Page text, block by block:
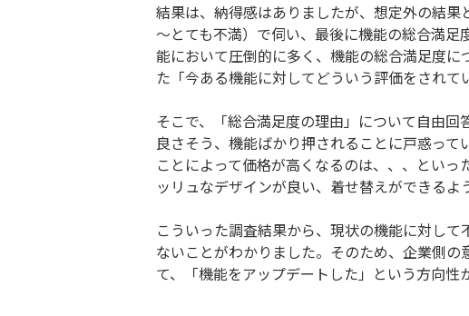
結果は、納得感はありましたが、想定外の結
～とても不満）で伺い、最後に機能の総合満
能において圧倒的に多く、機能の総合満足度
た「今ある機能に対してどういう評価をされて
そこで、「総合満足度の理由」について自由
良さそう、機能ばかり押されることに戸惑っ
ことによって価格が高くなるのは、、、とい
ッリュなデザインが良い、着せ替えができるよ
こういった調査結果から、現状の機能に対し
ないことがわかりました。そのため、企業側
て、「機能をアップデートした」という方向性